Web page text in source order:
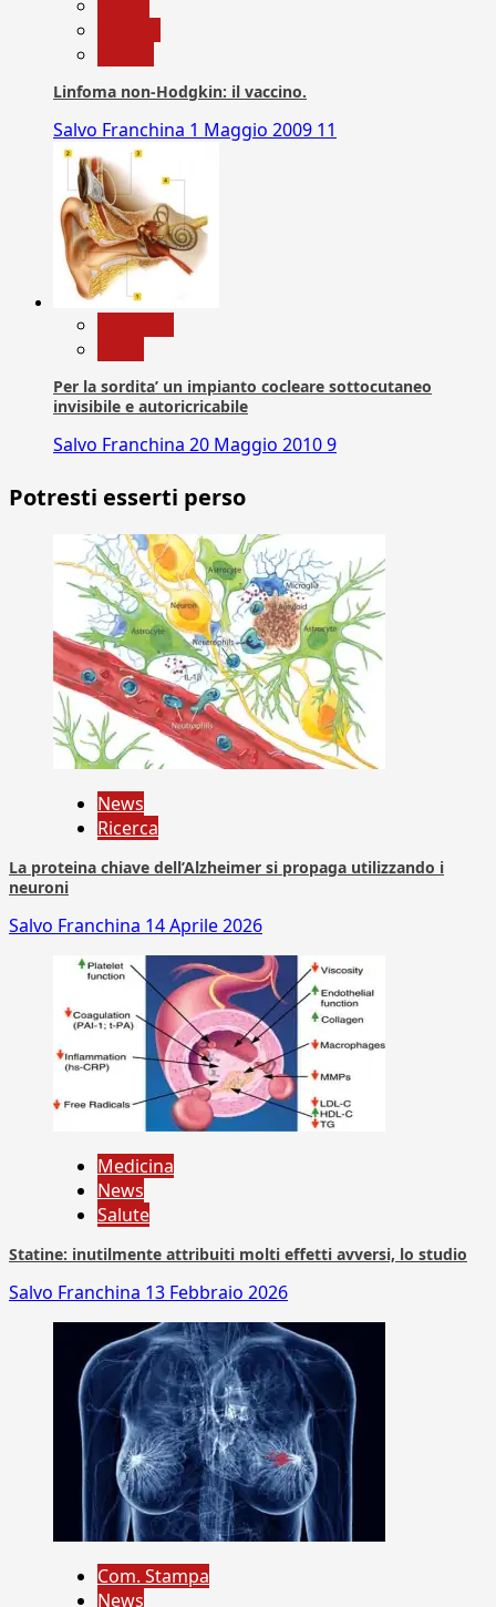
Linfoma non-Hodgkin: il vaccino.
Salvo Franchina 1 Maggio 2009 11
Per la sordita’ un impianto cocleare sottocutaneo
invisibile e autoricricabile
Salvo Franchina 20 Maggio 20109
Potresti esserti perso
News
Ricerca
La proteina chiave dell’Alzheimer si propaga utilizzando i
neuroni
Salvo Franchina 14 Aprile 2026
Medicina
News
Salute
Statine: inutilmente attribuiti molti effetti avversi, lo studio
Salvo Franchina 13 Febbraio 2026
Com. Stampa
News